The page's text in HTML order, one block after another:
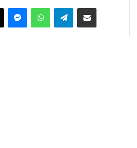
X MessengerWhatsAppTelegramCondividi via Email